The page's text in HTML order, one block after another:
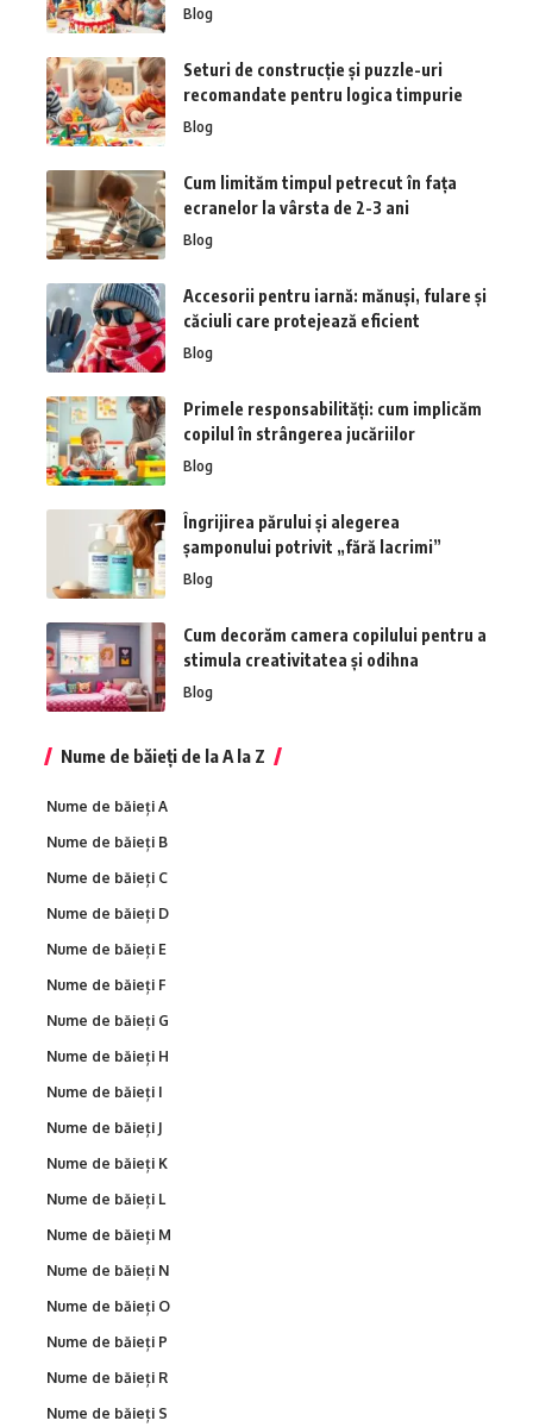
Blog
Seturi de construcție și puzzle-uri
recomandate pentru logica timpurie
Blog
Cum limităm timpul petrecut în fața
ecranelor la vârsta de 2-3 ani
Blog
Accesorii pentru iarnă: mănuși, fulare și
căciuli care protejează eficient
Blog
Primele responsabilități: cum implicăm
copilul în strângerea jucăriilor
Blog
Îngrijirea părului și alegerea
șamponului potrivit „fără lacrimi”
Blog
Cum decorăm camera copilului pentru a
stimula creativitatea și odihna
Blog
Nume de băieți de la A la Z
Nume de băieți A
Nume de băieți B
Nume de băieți C
Nume de băieți D
Nume de băieți E
Nume de băieți F
Nume de băieți G
Nume de băieți H
Nume de băieți I
Nume de băieți J
Nume de băieți K
Nume de băieți L
Nume de băieți M
Nume de băieți N
Nume de băieți O
Nume de băieți P
Nume de băieți R
Nume de băieți S